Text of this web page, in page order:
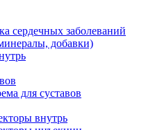
сердечных заболеваний
добавки)
для суставов
внутрь